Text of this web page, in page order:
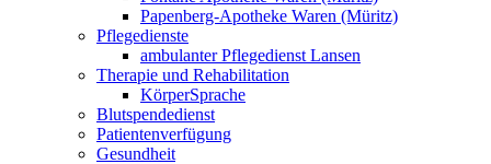
Papenberg-Apotheke Waren (Müritz)
Pflegedienste
ambulanter Pflegedienst Lansen
Therapie und Rehabilitation
KörperSprache
Blutspendedienst
Patientenverfügung
Gesundheit